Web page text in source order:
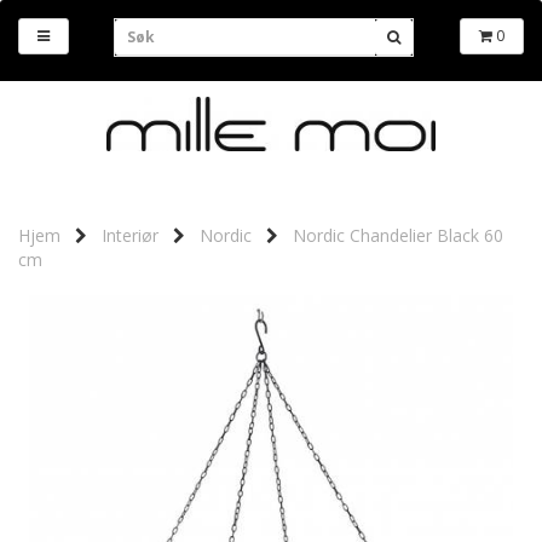
0
Hjem Interiør Nordic
Nordic Chandelier Black 60
cm